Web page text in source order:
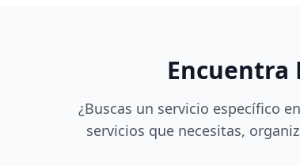
Encuentra
¿Buscas un servicio específico
servicios que necesitas,